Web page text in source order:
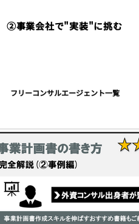
②事業会社で"実装"に挑む
フリーコンサルエージェント一覧